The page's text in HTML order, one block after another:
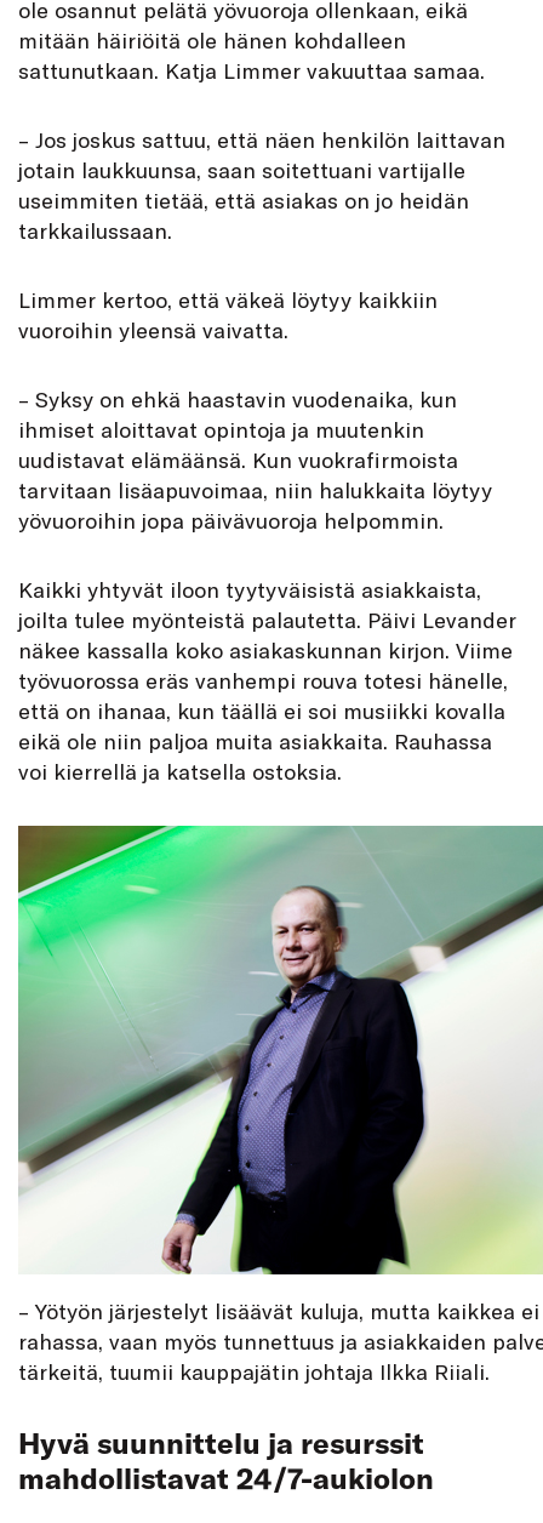
ole osannut pelätä yövuoroja ollenkaan, eikä
mitään häiriöitä ole hänen kohdalleen
sattunutkaan. Katja Limmer vakuuttaa samaa.
– Jos joskus sattuu, että näen henkilön laittavan
jotain laukkuunsa, saan soitettuani vartijalle
useimmiten tietää, että asiakas on jo heidän
tarkkailussaan.
Limmer kertoo, että väkeä löytyy kaikkiin
vuoroihin yleensä vaivatta.
– Syksy on ehkä haastavin vuodenaika, kun
ihmiset aloittavat opintoja ja muutenkin
uudistavat elämäänsä. Kun vuokrafirmoista
tarvitaan lisäapuvoimaa, niin halukkaita löytyy
yövuoroihin jopa päivävuoroja helpommin.
Kaikki yhtyvät iloon tyytyväisistä asiakkaista,
joilta tulee myönteistä palautetta. Päivi Levander
näkee kassalla koko asiakaskunnan kirjon. Viime
työvuorossa eräs vanhempi rouva totesi hänelle,
että on ihanaa, kun täällä ei soi musiikki kovalla
eikä ole niin paljoa muita asiakkaita. Rauhassa
voi kierrellä ja katsella ostoksia.
– Yötyön järjestelyt lisäävät kuluja, mutta kaikkea
rahassa, vaan myös tunnettuus ja asiakkaiden
tärkeitä, tuumii kauppajätin johtaja Ilkka Riiali.
Hyvä suunnittelu ja resurssit
mahdollistavat 24/7-aukiolon